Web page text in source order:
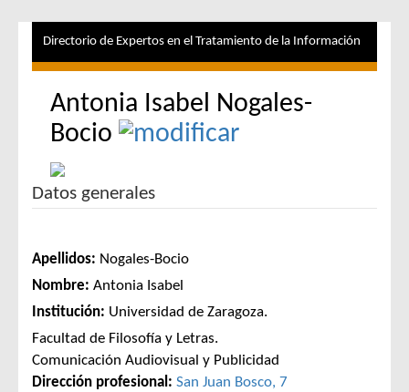
Directorio de Expertos en el Tratamiento de la Información
Antonia Isabel Nogales-
Bocio
Datos generales
Apellidos: Nogales-Bocio
Nombre: Antonia Isabel
Institución: Universidad de Zaragoza.
Facultad de Filosofía y Letras.
Comunicación Audiovisual y Publicidad
Dirección profesional: San Juan Bosco, 7